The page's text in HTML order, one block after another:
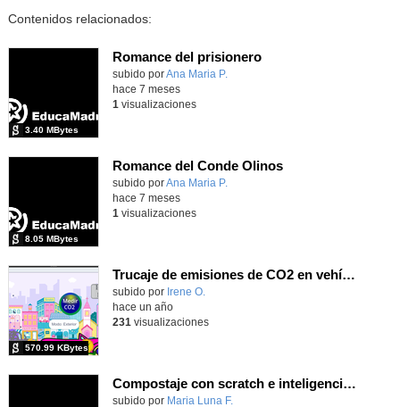
Contenidos relacionados:
Romance del prisionero
Contenido educativo.
subido porAna Maria P.
3.40 MBytes
hace 7 meses
1 visualizaciones
Romance del Conde Olinos
Contenido educativo.
subido porAna Maria P.
8.05 MBytes
hace 7 meses
1 visualizaciones
Trucaje de emisiones de CO2 en vehículos
subido por Irene O.
570.99 KBytes
hace un año
231 visualizaciones
Compostaje con scratch e inteligencia atificial
Contenido educativo.
subido por Maria Luna F.